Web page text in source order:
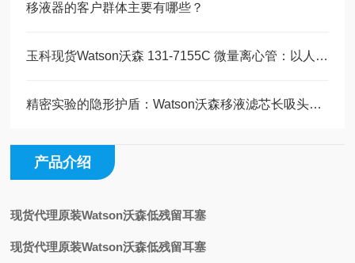
移液器的客户群体主要有哪些？
玉科现货Watson沃森 131-7155C 微量离心管：以人为核心的实验室耗材精工
精密实验的隐形护盾：Watson沃森移液滤芯长吸头技术全解析
产品介绍
现货代理原装Watson沃森低残留耳塞
现货代理原装Watson沃森低残留耳塞